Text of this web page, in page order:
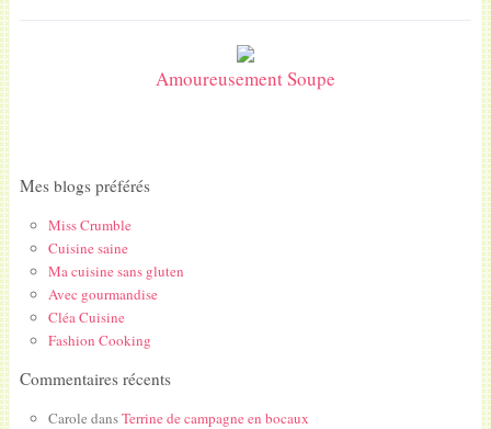
Amoureusement Soupe
Mes blogs préférés
Miss Crumble
Cuisine saine
Ma cuisine sans gluten
Avec gourmandise
Cléa Cuisine
Fashion Cooking
Commentaires récents
Carole dansTerrine de campagne en bocaux